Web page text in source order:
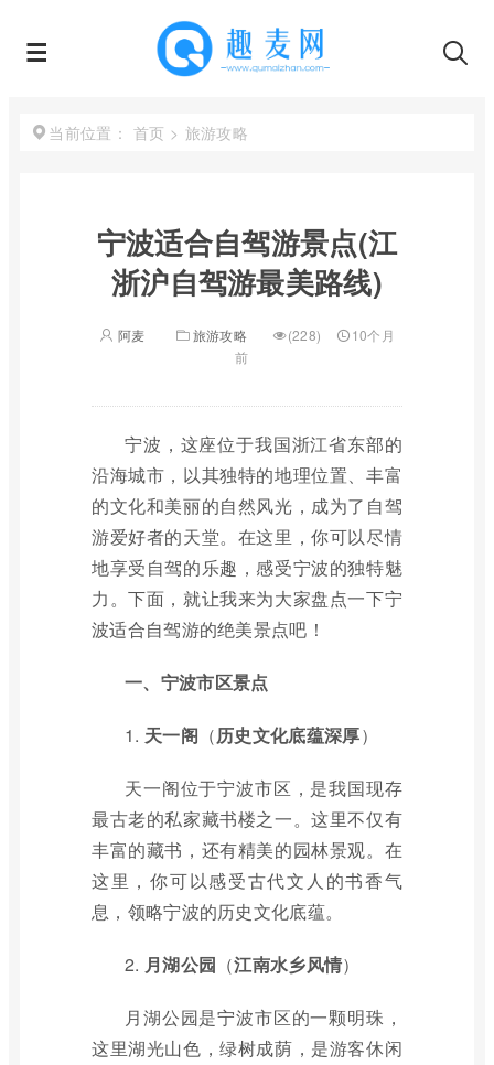
当前位置： 首页 > 旅游攻略
宁波适合自驾游景点(江
浙沪自驾游最美路线)
阿麦 旅游攻略 (228)
10个月
前
宁波，这座位于我国浙江省东部的
沿海城市，以其独特的地理位置、丰富
的文化和美丽的自然风光，成为了自驾
游爱好者的天堂。在这里，你可以尽情
地享受自驾的乐趣，感受宁波的独特魅
力。下面，就让我来为大家盘点一下宁
波适合自驾游的绝美景点吧！
一、宁波市区景点
1. 天一阁 （历史文化底蕴深厚）
天一阁位于宁波市区，是我国现存
最古老的私家藏书楼之一。这里不仅有
丰富的藏书，还有精美的园林景观。在
这里，你可以感受古代文人的书香气
息，领略宁波的历史文化底蕴。
2. 月湖公园 （江南水乡风情）
月湖公园是宁波市区的一颗明珠，
这里湖光山色，绿树成荫，是游客休闲